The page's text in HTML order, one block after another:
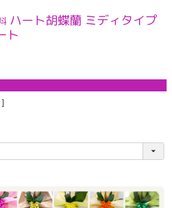
ハート胡蝶蘭 ミディタイプ
ト